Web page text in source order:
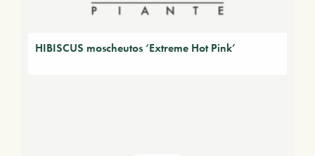
HIBISCUS moscheutos ‘Extreme Hot Pink’